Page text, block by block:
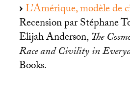
L’Amérique, modèle de
Recension par Stéphane
Elijah Anderson,The
Race and Civility in
Books.